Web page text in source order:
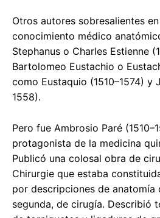
Otros autores sobresalientes
conocimiento médico
Stephanus o Charles Estienne
Bartolomeo Eustachio o
como Eustaquio (1510–1574) y
1558).
Pero fue Ambrosio Paré
protagonista de la medicina
Publicó una colosal obra de
Chirurgie que estaba
por descripciones de anatomía
segunda, de cirugía. Describió